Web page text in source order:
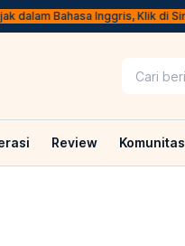
dalam Bahasa Inggris, Klik di Sini
Review Komunitas